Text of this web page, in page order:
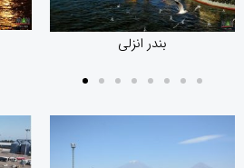
بندر انزلی
بندر بوشهر